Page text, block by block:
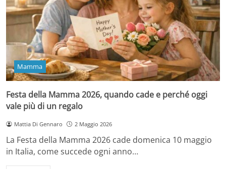
Mamma
Festa della Mamma 2026, quando cade e perché oggi
vale più di un regalo
Mattia Di Gennaro 2 Maggio 2026
La Festa della Mamma 2026 cade domenica 10 maggio
in Italia, come succede ogni anno…